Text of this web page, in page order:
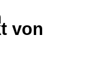
von